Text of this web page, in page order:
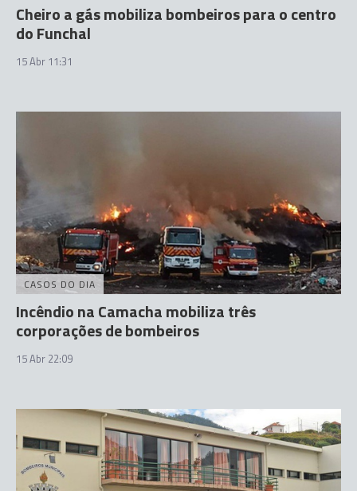
Cheiro a gás mobiliza bombeiros para o centro
do Funchal
15 Abr 11:31
CASOS DO DIA
Incêndio na Camacha mobiliza três
corporações de bombeiros
15 Abr 22:09